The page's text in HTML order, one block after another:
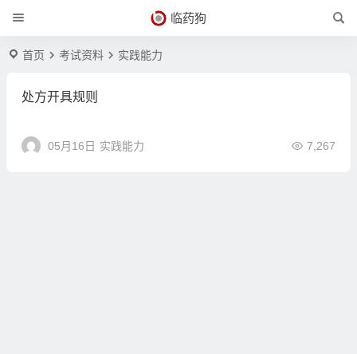
临药狗
首页 考试资料 实践能力
处方开具规则
05月16日 实践能力 7,267